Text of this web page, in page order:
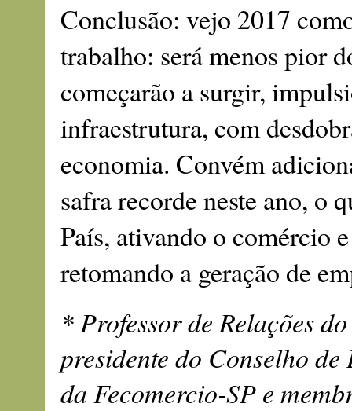
Conclusão: vejo 2017
trabalho: será menos pior
começarão a surgir,
infraestrutura, com
economia. Convém
safra recorde neste ano, o
País, ativando o comércio
retomando a geração de
* Professor de Relações
presidente do Conselho
da Fecomercio-SP e